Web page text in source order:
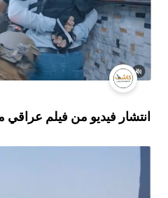
انتشار فيديو من فيلم عراقي